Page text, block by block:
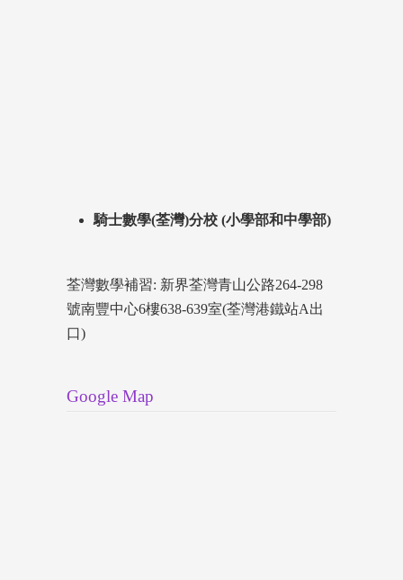
騎士數學(荃灣)分校 (小學部和中學部)
荃灣數學補習: 新界荃灣青山公路264-298
號南豐中心6樓638-639室(荃灣港鐵站A出
口)
Google Map